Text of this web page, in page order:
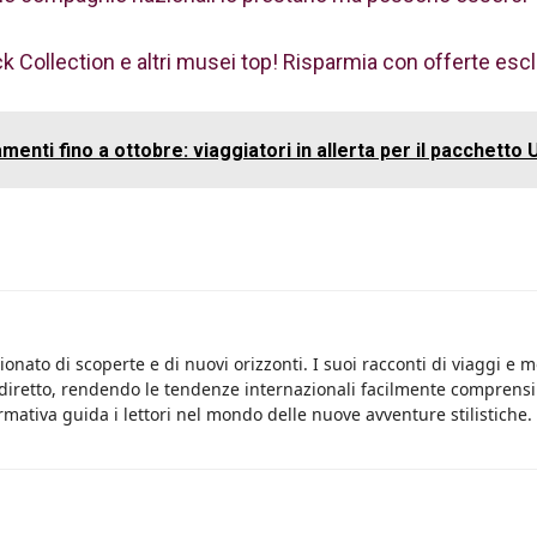
Collection e altri musei top! Risparmia con offerte
fino a ottobre: viaggiatori in allerta per il pacchetto
di scoperte e di nuovi orizzonti. I suoi racconti di viaggi e
rendendo le tendenze internazionali facilmente
guida i lettori nel mondo delle nuove avventure stilistiche.